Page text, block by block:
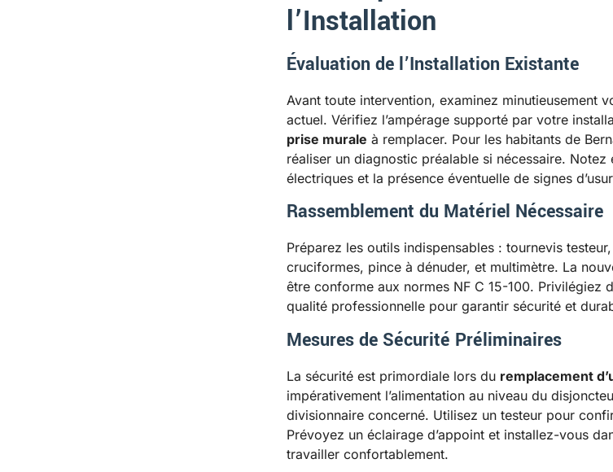
l’Installation
Évaluation de l’Installation Existante
Avant toute intervention, examinez minutieusement
actuel. Vérifiez l’ampérage supporté par votre
prise murale à remplacer. Pour les habitants de
réaliser un diagnostic préalable si nécessaire. Notez
électriques et la présence éventuelle de signes
Rassemblement du Matériel Nécessaire
Préparez les outils indispensables : tournevis
cruciformes, pince à dénuder, et multimètre. La
être conforme aux normes NF C 15-100. Privilégiez
qualité professionnelle pour garantir sécurité et
Mesures de Sécurité Préliminaires
La sécurité est primordiale lors du remplacement
impérativement l’alimentation au niveau du
divisionnaire concerné. Utilisez un testeur pour
Prévoyez un éclairage d’appoint et installez-vous
travailler confortablement.